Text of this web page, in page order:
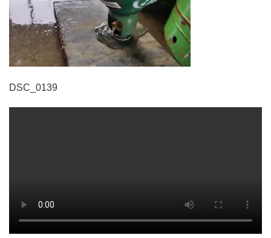
DSC_0139